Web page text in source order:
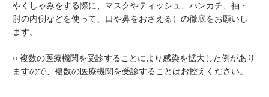
やくしゃみをする際に、マスクやティッシュ、ハンカチ、袖・
肘の内側などを使って、口や鼻をおさえる）の徹底をお願いし
ます。
○ 複数の医療機関を受診することにより感染を拡大した例があり
ますので、複数の医療機関を受診することはお控えください。